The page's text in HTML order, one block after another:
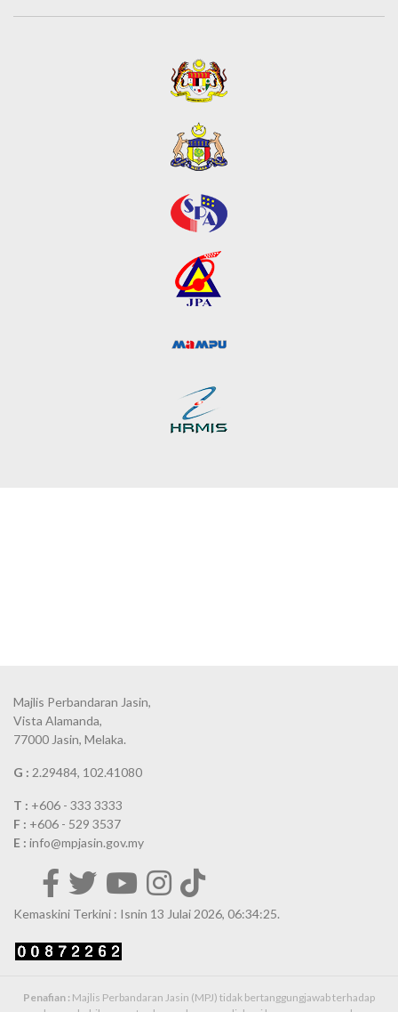
Majlis Perbandaran Jasin,
Vista Alamanda,
77000 Jasin, Melaka.
G : 2.29484, 102.41080
T : +606 - 333 3333
F : +606 - 529 3537
E : info@mpjasin.gov.my
Kemaskini Terkini : Isnin 13 Julai 2026, 06:34:25.
Penafian : Majlis Perbandaran Jasin (MPJ) tidak bertanggungjawab terhadap